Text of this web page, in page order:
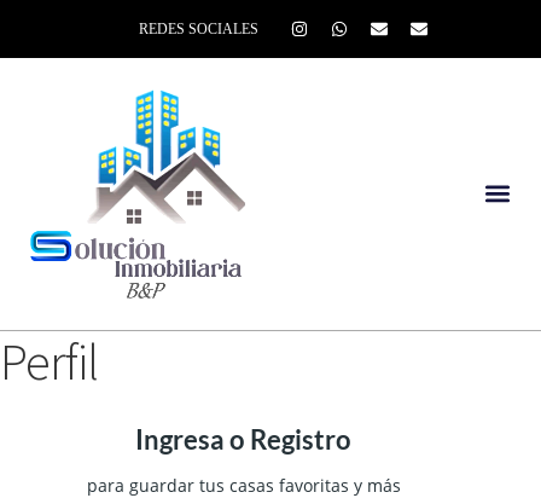
REDES SOCIALES
Perfil
Ingresa o Registro
para guardar tus casas favoritas y más